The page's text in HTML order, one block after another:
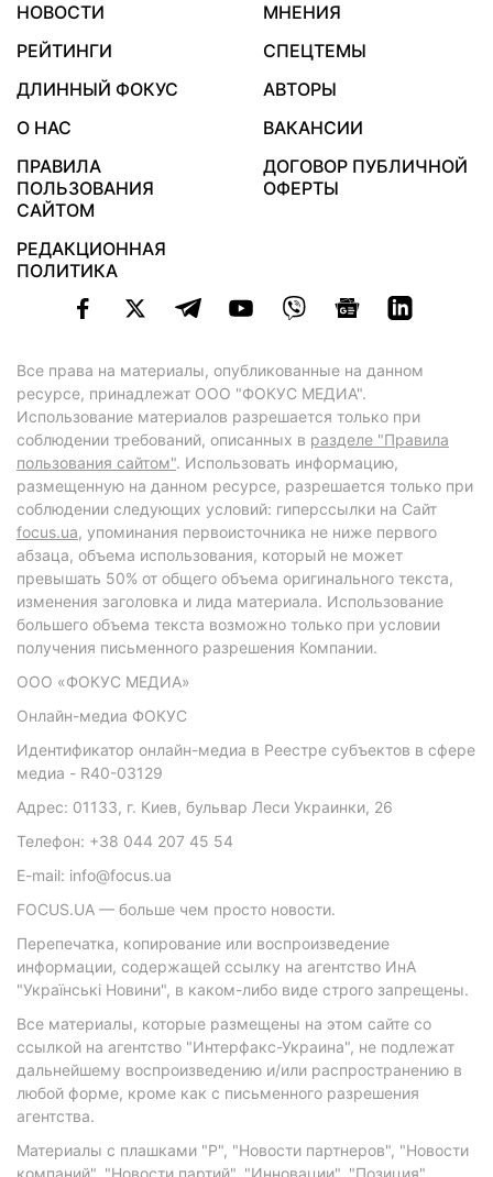
НОВОСТИ
МНЕНИЯ
РЕЙТИНГИ
СПЕЦТЕМЫ
ДЛИННЫЙ ФОКУС
АВТОРЫ
О НАС
ВАКАНСИИ
ПРАВИЛА
ПОЛЬЗОВАНИЯ
САЙТОМ
ДОГОВОР ПУБЛИЧНОЙ
ОФЕРТЫ
РЕДАКЦИОННАЯ
ПОЛИТИКА
Все права на материалы, опубликованные на данном
ресурсе, принадлежат ООО "ФОКУС МЕДИА".
Использование материалов разрешается только при
соблюдении требований, описанных в разделе "Правила
пользования сайтом". Использовать информацию,
размещенную на данном ресурсе, разрешается только при
соблюдении следующих условий: гиперссылки на Сайт
focus.ua, упоминания первоисточника не ниже первого
абзаца, объема использования, который не может
превышать 50% от общего объема оригинального текста,
изменения заголовка и лида материала. Использование
большего объема текста возможно только при условии
получения письменного разрешения Компании.
ООО «ФОКУС МЕДИА»
Онлайн-медиа ФОКУС
Идентификатор онлайн-медиа в Реестре субъектов в сфере
медиа - R40-03129
Адрес: 01133, г. Киев, бульвар Леси Украинки, 26
Телефон: +38 044 207 45 54
E-mail: info@focus.ua
FOCUS.UA — больше чем просто новости.
Перепечатка, копирование или воспроизведение
информации, содержащей ссылку на агентство ИнА
"Українські Новини", в каком-либо виде строго запрещены.
Все материалы, которые размещены на этом сайте со
ссылкой на агентство "Интерфакс-Украина", не подлежат
дальнейшему воспроизведению и/или распространению в
любой форме, кроме как с письменного разрешения
агентства.
Материалы с плашками "Р", "Новости партнеров", "Новости
компаний", "Новости партий", "Инновации", "Позиция",